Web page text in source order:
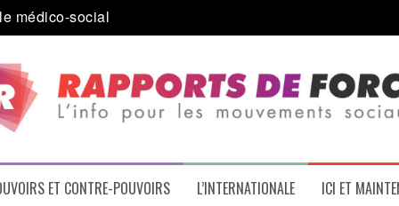
internationale des migrants
– L’Actu des Oublié.es
contre « l’une des plus grandes attaques jamais
ET CONTRE-POUVOIRS L’INTERNATIONALE ICI ET